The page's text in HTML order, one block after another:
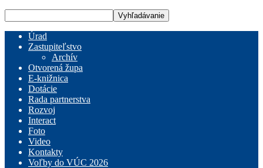
Úrad
Zastupiteľstvo
Archív
Otvorená župa
E-knižnica
Dotácie
Rada partnerstva
Rozvoj
Interact
Foto
Video
Kontakty
Voľby do VÚC 2026